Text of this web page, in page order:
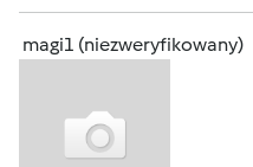
magi1 (niezweryfikowany)